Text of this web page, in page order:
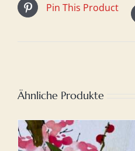
Pin This Product
Ähnliche Produkte